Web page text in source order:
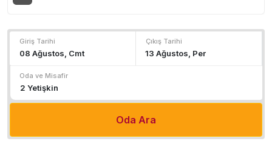
Giriş Tarihi Çıkış Tarihi
Oda ve Misafir
Oda Ara